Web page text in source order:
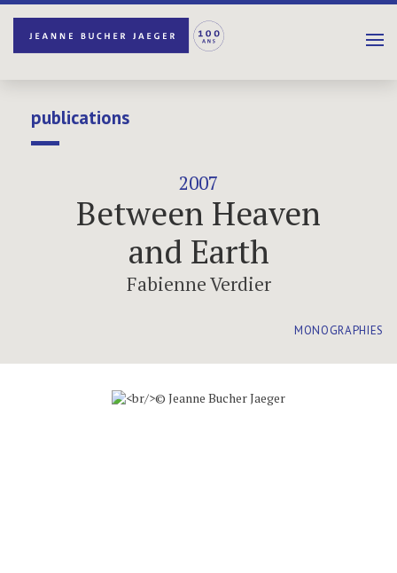
publications
2007
Between Heaven
and Earth
Fabienne Verdier
MONOGRAPHIES